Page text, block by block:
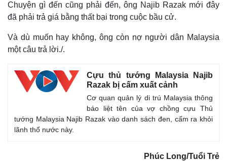
Thể thao
Bóng đá
Thế giới thể thao
eSports
Ô tô - Xe máy
Tư vấn
Chuyện gì đến cũng phải đến, ông Najib Razak mới đây
đã phải trả giá bằng thất bại trong cuộc bầu cử.
Và dù muốn hay không, ông còn nợ người dân Malaysia
một câu trả lời./.
Cựu thủ tướng Malaysia Najib
Razak bị cấm xuất cảnh
Cơ quan quản lý di trú Malaysia thông
báo liệt tên của vợ chồng cựu Thủ
tướng Malaysia Najib Razak vào danh sách đen, cấm ra khỏi
lãnh thổ nước này.
Phúc Long/Tuổi Trẻ